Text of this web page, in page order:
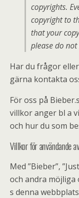
copyrights.
copyright to
that your
please do
Har du frågor
gärna kontakta
För oss på
villkor anger bl a
och hur du som
Villkor för användande
Med ”Bieber”,
och andra möjliga
s denna